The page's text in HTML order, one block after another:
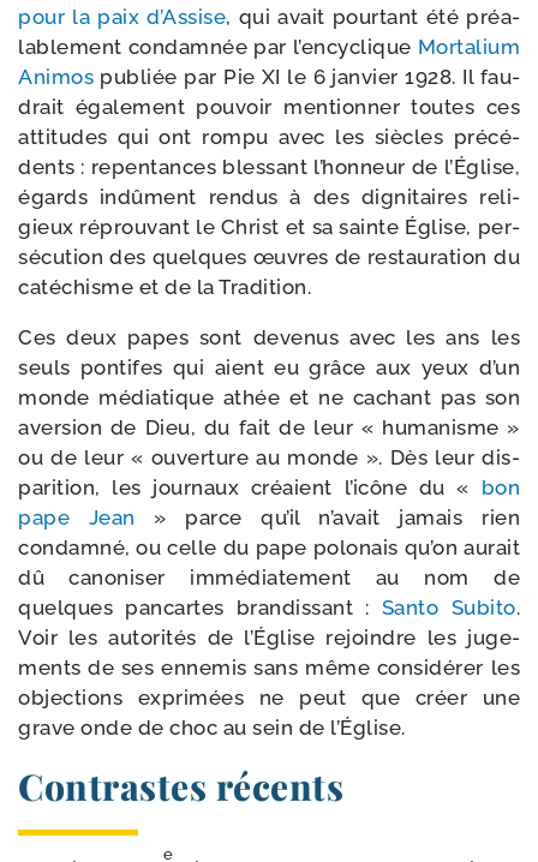
pour la paix d’Assise, qui avait pour­tant été préa­
la­ble­ment condam­née par l’en­cy­clique Mortalium
Animos publiée par Pie XI le 6 jan­vier 1928. Il fau­
drait éga­le­ment pou­voir men­tion­ner toutes ces
atti­tudes qui ont rom­pu avec les siècles pré­cé­
dents : repen­tances bles­sant l’hon­neur de l’Église,
égards indû­ment ren­dus à des digni­taires reli­
gieux réprou­vant le Christ et sa sainte Église, per­
sé­cu­tion des quelques œuvres de res­tau­ra­tion du
caté­chisme et de la Tradition.
Ces deux papes sont deve­nus avec les ans les
seuls pon­tifes qui aient eu grâce aux yeux d’un
monde média­tique athée et ne cachant pas son
aver­sion de Dieu, du fait de leur « huma­nisme »
ou de leur « ouver­ture au monde ». Dès leur dis­
pa­ri­tion, les jour­naux créaient l’i­cône du « bon
pape Jean » parce qu’il n’a­vait jamais rien
condam­né, ou celle du pape polo­nais qu’on aurait
dû cano­ni­ser immé­dia­te­ment au nom de
quelques pan­cartes bran­dis­sant : Santo Subito.
Voir les auto­ri­tés de l’Église rejoindre les juge­
ments de ses enne­mis sans même consi­dé­rer les
objec­tions expri­mées ne peut que créer une
grave onde de choc au sein de l’Église.
Contrastes récents
e